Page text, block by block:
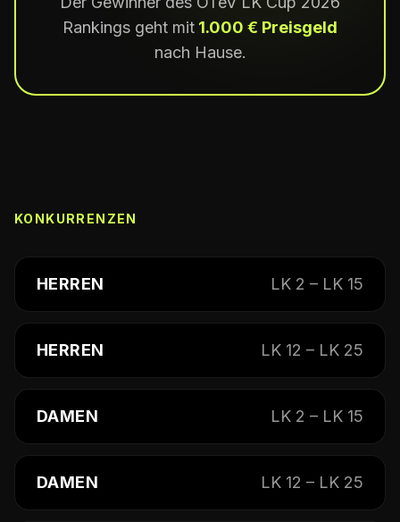
Rankings geht mit 1.000 € Preisgeld
nach Hause.
KONKURRENZEN
HERREN LK 2 – LK 15
HERREN LK 12 – LK 25
DAMEN LK 2 – LK 15
DAMEN LK 12 – LK 25